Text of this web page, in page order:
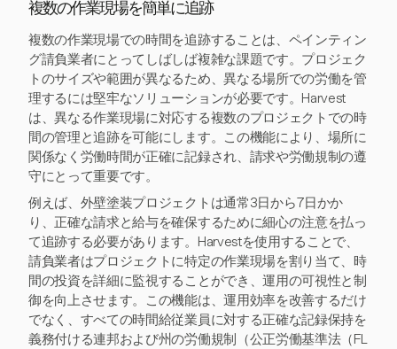
複数の作業現場を簡単に追跡
複数の作業現場での時間を追跡することは、ペインティン
グ請負業者にとってしばしば複雑な課題です。プロジェク
トのサイズや範囲が異なるため、異なる場所での労働を管
理するには堅牢なソリューションが必要です。Harvest
は、異なる作業現場に対応する複数のプロジェクトでの時
間の管理と追跡を可能にします。この機能により、場所に
関係なく労働時間が正確に記録され、請求や労働規制の遵
守にとって重要です。
例えば、外壁塗装プロジェクトは通常3日から7日かか
り、正確な請求と給与を確保するために細心の注意を払っ
て追跡する必要があります。Harvestを使用することで、
請負業者はプロジェクトに特定の作業現場を割り当て、時
間の投資を詳細に監視することができ、運用の可視性と制
御を向上させます。この機能は、運用効率を改善するだけ
でなく、すべての時間給従業員に対する正確な記録保持を
義務付ける連邦および州の労働規制（公正労働基準法（FL